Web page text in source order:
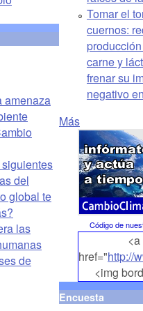
amenaza
del
global te
las
de
Tomar el
cuernos:
carne y
frenar su
negativo
Más
Código de
<a
href="http://
<img
src="http://
Encuesta